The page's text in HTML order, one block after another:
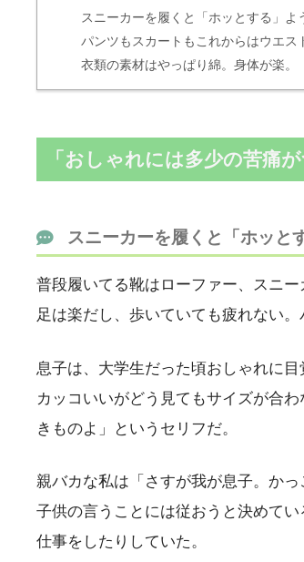
スニーカーを履くと「ホッとする」よ
パンツもスカートもこれからはウエス
衣類の素材はやっぱり綿。身体が楽。
「おしゃれには多少の苦痛
スニーカーを履くと「ホッと
普段履いてる靴はローファー、スニ
足は楽だし、歩いていても疲れない
息子は、大学生だった頃おしゃれに
カッコいいがどう見てもサイズが合
きものよ」というセリフだ。
親バカな私は「さすが我が息子。かっ
子供の言うことには従おうと決めて
仕事をしたりしていた。